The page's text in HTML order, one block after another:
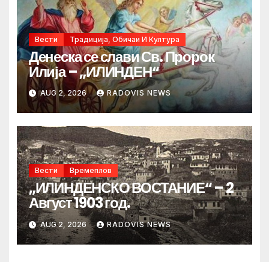
Вести Традиција, Обичаи И Култура
Денеска се слави Св. Пророк
Илија – „ИЛИНДЕН“
AUG 2, 2026 RADOVIS NEWS
Вести Времеплов
„ИЛИНДЕНСКО ВОСТАНИЕ“ – 2
Август 1903 год.
AUG 2, 2026 RADOVIS NEWS